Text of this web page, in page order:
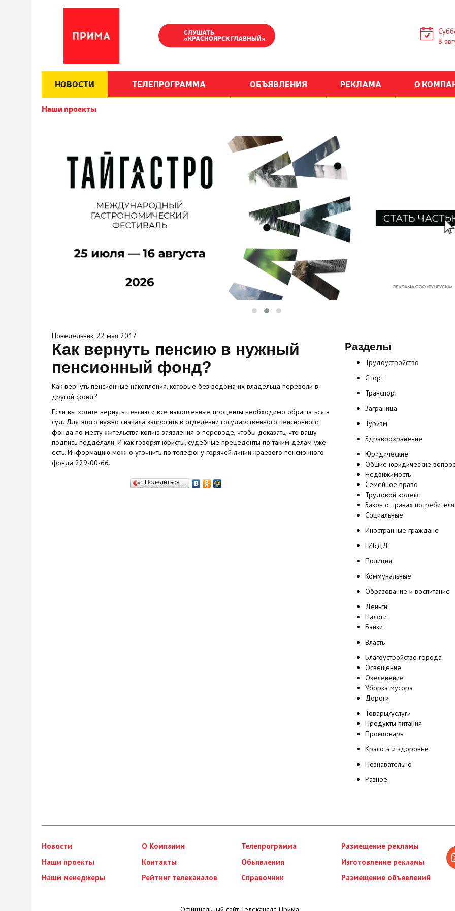
СЛУШАТЬ
«КРАСНОЯРСК ГЛАВНЫЙ»
8
НОВОСТИ ТЕЛЕПРОГРАММА ОБЪЯВЛЕНИЯ РЕКЛАМА О
Наши проекты
Понедельник, 22 мая 2017
Как вернуть пенсию в нужный
пенсионный фонд?
Как вернуть пенсионные накопления, которые без ведома их владельца перевели в
другой фонд?
Если вы хотите вернуть пенсию и все накопленные проценты необходимо обращаться в
суд. Для этого нужно сначала запросить в отделении государственного пенсионного
фонда по месту жительства копию заявления о переводе, чтобы доказать, что вашу
подпись подделали. И как говорят юристы, судебные прецеденты по таким делам уже
есть. Информацию можно уточнить по телефону горячей линии краевого пенсионного
фонда 229-00-66.
Поделиться…
Разделы
Трудоустройство
Спорт
Транспорт
Заграница
Туризм
Здравоохранение
Юридические
Общие юридические
Недвижимость
Семейное право
Трудовой кодекс
Закон о правах потребителя
Социальные
Иностранные граждане
ГИБДД
Полиция
Коммунальные
Образование и воспитание
Деньги
Налоги
Банки
Власть
Благоустройство города
Освещение
Озеленение
Уборка мусора
Дороги
Товары/услуги
Продукты питания
Промтовары
Красота и здоровье
Познавательно
Разное
Новости
Наши проекты
Наши менеджеры
О Компании
Контакты
Рейтинг телеканалов
Телепрограмма
Обьявления
Справочник
Размещение рекламы
Изготовление рекламы
Размещение объявлений